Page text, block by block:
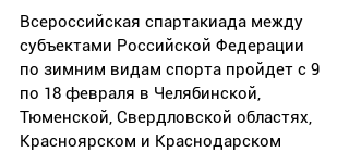
Всероссийская спартакиада между
субъектами Российской Федерации
по зимним видам спорта пройдет с 9
по 18 февраля в Челябинской,
Тюменской, Свердловской областях,
Красноярском и Краснодарском